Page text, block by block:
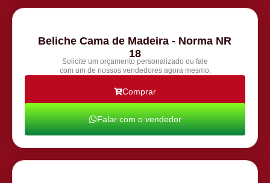
Beliche Cama de Madeira - Norma NR
18
Solicite um orçamento personalizado ou fale
com um de nossos vendedores agora mesmo.
Comprar
Falar com o vendedor